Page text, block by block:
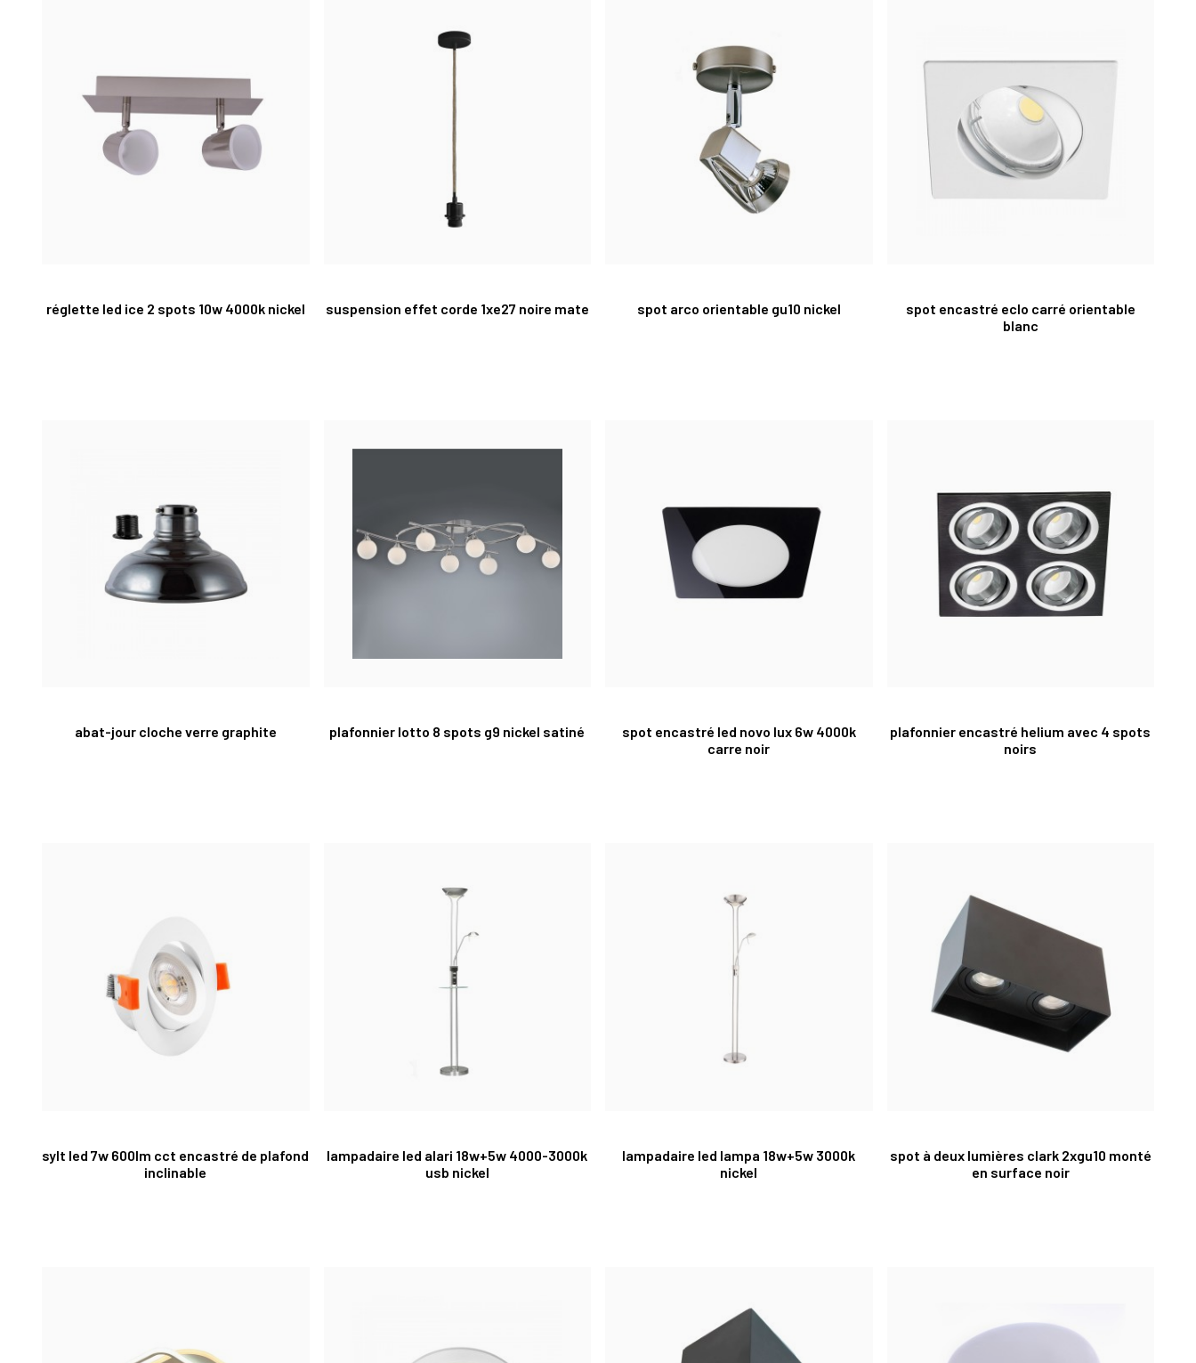
réglette led ice 2 spots 10w 4000k nickel suspension effet corde 1xe27 noire mate spot arco orientable gu10 nickel
spot encastré eclo carré orientable
blanc
abat-jour cloche verre graphite plafonnier lotto 8 spots g9 nickel satiné
spot encastré led novo lux 6w 4000k
carre noir
plafonnier encastré helium avec 4 spots
noirs
sylt led 7w 600lm cct encastré de plafond
inclinable
lampadaire led alari 18w+5w 4000-3000k
usb nickel
lampadaire led lampa 18w+5w 3000k
nickel
spot à deux lumières clark 2xgu10 monté
en surface noir